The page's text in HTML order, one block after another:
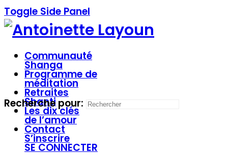
Toggle Side Panel
Communauté
Shanga
Programme de
méditation
Retraites
Shanti
Les dix clés
de l’amour
Contact
S’inscrire
SE CONNECTER
Recherche pour: